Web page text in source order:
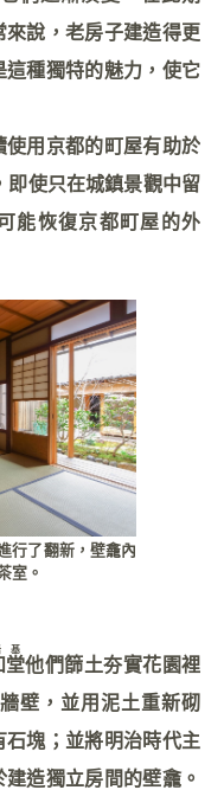
說，老房子建造得更
種獨特的魅力，使它
使用京都的町屋有助於
即使只在城鎮景觀中留
能恢復京都町屋的外
行了翻新，壁龕內
室。
堂
基
他們篩土夯實花園裡
壁，並用泥土重新砌
塊；並將明治時代主
造獨立房間的壁龕。